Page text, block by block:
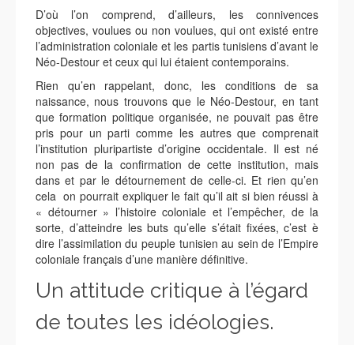
D’où l’on comprend, d’ailleurs, les connivences
objectives, voulues ou non voulues, qui ont existé entre
l’administration coloniale et les partis tunisiens d’avant le
Néo-Destour et ceux qui lui étaient contemporains.
Rien qu’en rappelant, donc, les conditions de sa
naissance, nous trouvons que le Néo-Destour, en tant
que formation politique organisée, ne pouvait pas être
pris pour un parti comme les autres que comprenait
l’institution pluripartiste d’origine occidentale. Il est né
non pas de la confirmation de cette institution, mais
dans et par le détournement de celle-ci. Et rien qu’en
cela on pourrait expliquer le fait qu’il ait si bien réussi à
« détourner » l’histoire coloniale et l’empêcher, de la
sorte, d’atteindre les buts qu’elle s’était fixées, c’est è
dire l’assimilation du peuple tunisien au sein de l’Empire
coloniale français d’une manière définitive.
Un attitude critique à l’égard
de toutes les idéologies.